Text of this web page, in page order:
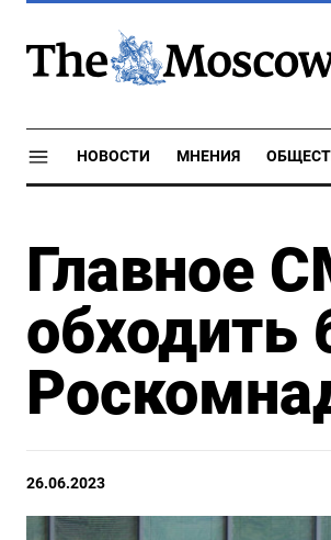
НОВОСТИ МНЕНИЯ
Главное
обходить
26.06.2023